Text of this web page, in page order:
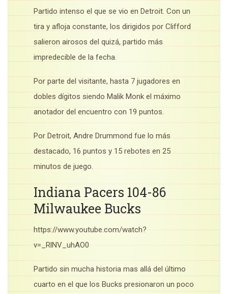
Partido intenso el que se vio en Detroit. Con un
tira y afloja constante, los dirigidos por Clifford
salieron airosos del quizá, partido más
impredecible de la fecha.
Por parte del visitante, hasta 7 jugadores en
dobles dígitos siendo Malik Monk el máximo
anotador del encuentro con 19 puntos.
Por Detroit, Andre Drummond fue lo más
destacado, 16 puntos y 15 rebotes en 25
minutos de juego.
Indiana Pacers 104-86
Milwaukee Bucks
https://www.youtube.com/watch?
v=_RlNV_uhAO0
Partido sin mucha historia mas allá del último
cuarto en el que los Bucks presionaron un poco